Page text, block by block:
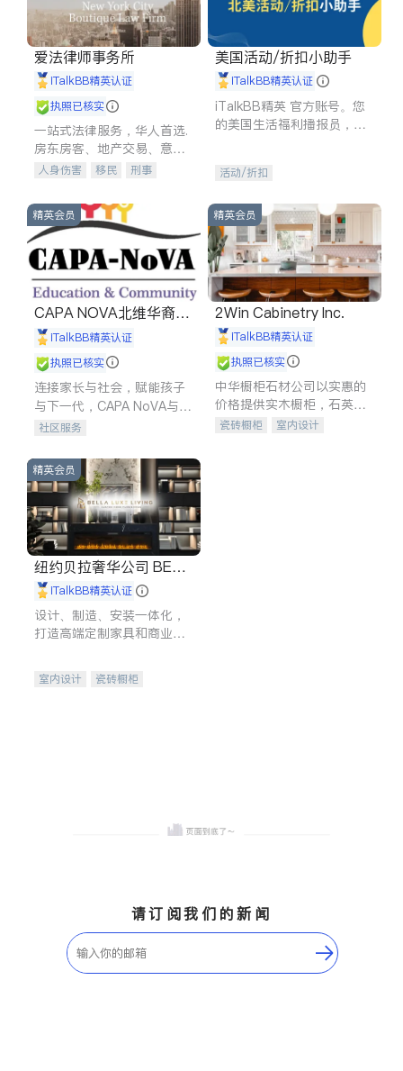
爱法律师事务所
iTalkBB精英认证
执照已核实
一站式法律服务，华人首选.
房东房客、地产交易、意外
伤害、车祸重伤、商业诉
建筑合同、刑事案件全包办
人身伤害 移民
刑事
信托/遗嘱
商业
索赔
律师-其它 保释
美国活动/折扣小助手
iTalkBB精英认证
iTalkBB精英 官方账号。您
的美国生活福利播报员，精
专属福利。
活动/折扣
精英会员
CAPA NOVA北维华裔家
长会iTalkBB精英认证
执照已核实
连接家长与社会，赋能孩子
与下一代，CAPA NoVA与您
携手建设包容、公平、充满
社区服务
精英会员
2Win Cabinetry Inc.
iTalkBB精英认证
执照已核实
中华橱柜石材公司以实惠的
价格提供实木橱柜，石英石
台面，多种优质不锈钢水
瓷砖橱柜
室内设计
精英会员
纽约贝拉奢华公司 BELL
A LUXE
iTalkBB精英认证
设计、制造、安装一体化，
打造高端定制家具和商业空
室内设计
瓷砖橱柜
请订阅我们的新闻